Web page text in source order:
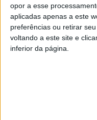
opor a esse
aplicadas apenas a este
preferências ou retirar
voltando a este site e
inferior da página.
Esta e outras notícias
FM ou emwww.968.fm